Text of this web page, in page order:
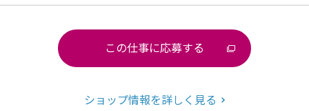
この仕事に応募する
ショップ情報を詳しく見る